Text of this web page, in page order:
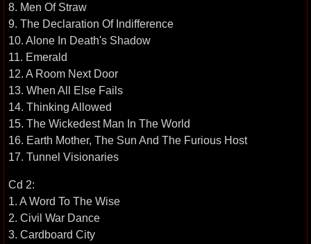
8. Men Of Straw
9. The Declaration Of Indifference
10. Alone In Death's Shadow
11. Emerald
12. A Room Next Door
13. When All Else Fails
14. Thinking Allowed
15. The Wickedest Man In The World
16. Earth Mother, The Sun And The Furious Host
17. Tunnel Visionaries
Cd 2:
1. A Word To The Wise
2. Civil War Dance
3. Cardboard City